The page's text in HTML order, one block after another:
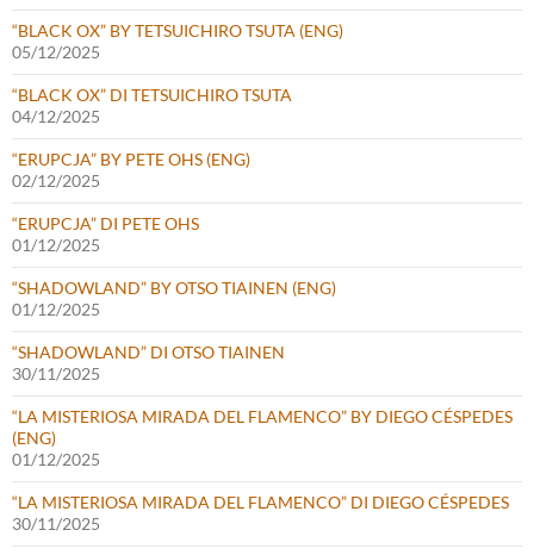
“BLACK OX” BY TETSUICHIRO TSUTA (ENG)
05/12/2025
“BLACK OX” DI TETSUICHIRO TSUTA
04/12/2025
“ERUPCJA” BY PETE OHS (ENG)
02/12/2025
“ERUPCJA” DI PETE OHS
01/12/2025
“SHADOWLAND” BY OTSO TIAINEN (ENG)
01/12/2025
“SHADOWLAND” DI OTSO TIAINEN
30/11/2025
“LA MISTERIOSA MIRADA DEL FLAMENCO” BY DIEGO CÉSPEDES
(ENG)
01/12/2025
“LA MISTERIOSA MIRADA DEL FLAMENCO” DI DIEGO CÉSPEDES
30/11/2025